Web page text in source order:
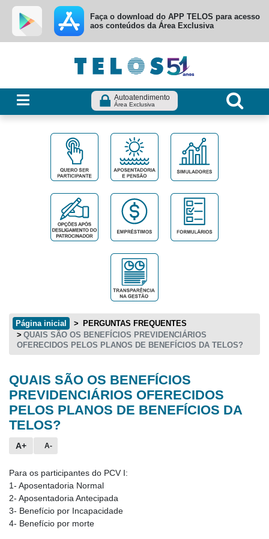
Ir para menu principal
Ir para conteúdo
Ir para busca
Faça o download do APP TELOS para acesso
aos conteúdos da Área Exclusiva
Autoatendimento
Área Exclusiva
Página inicial
PERGUNTAS FREQUENTES
QUAIS SÃO OS BENEFÍCIOS PREVIDENCIÁRIOS
OFERECIDOS PELOS PLANOS DE BENEFÍCIOS DA TELOS?
Conteúdo principal
QUAIS SÃO OS BENEFÍCIOS
PREVIDENCIÁRIOS OFERECIDOS
PELOS PLANOS DE BENEFÍCIOS DA
TELOS?
A+ A-
Para os participantes do PCV I:
1- Aposentadoria Normal
2- Aposentadoria Antecipada
3- Benefício por Incapacidade
4- Benefício por morte